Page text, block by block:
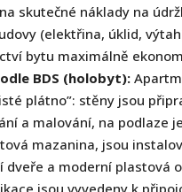
skutečné náklady na
(elektřina, úklid,
bytu maximálně
BDS (holobyt):
plátno”: stěny jsou
a malování, na podlaze
mazanina, jsou
dveře a moderní plastová